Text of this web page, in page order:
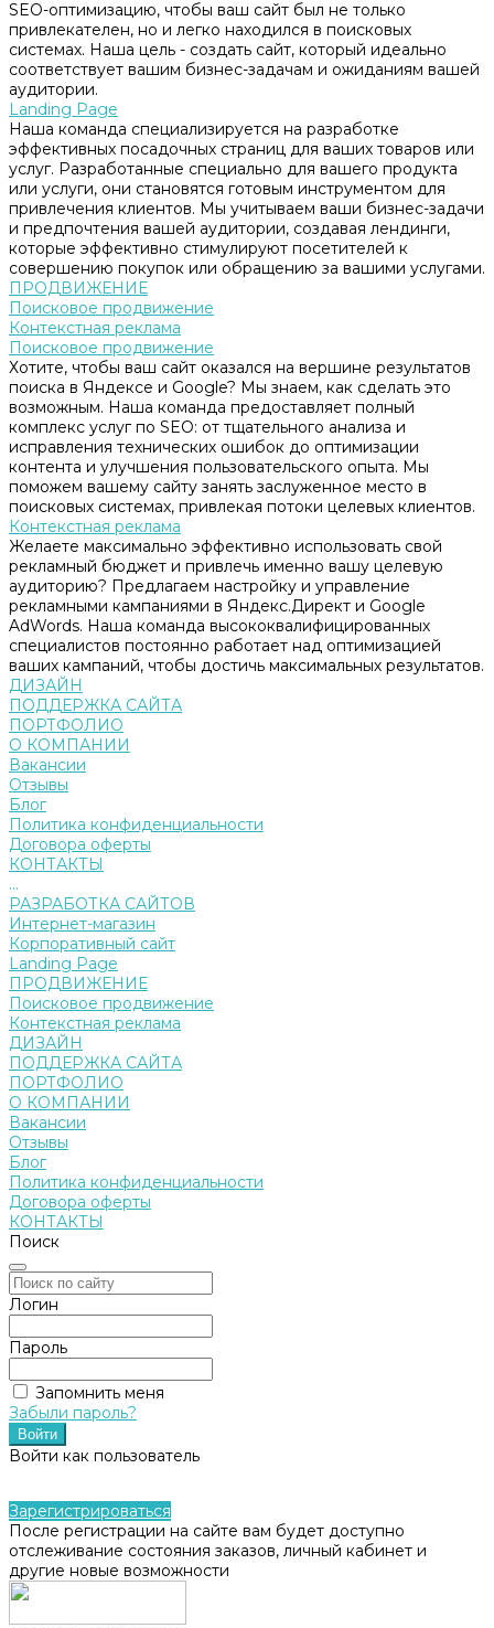
SEO-оптимизацию, чтобы ваш сайт был не только
привлекателен, но и легко находился в поисковых
системах. Наша цель - создать сайт, который идеально
соответствует вашим бизнес-задачам и ожиданиям вашей
аудитории.
Landing Page
Наша команда специализируется на разработке
эффективных посадочных страниц для ваших товаров или
услуг. Разработанные специально для вашего продукта
или услуги, они становятся готовым инструментом для
привлечения клиентов. Мы учитываем ваши бизнес-задачи
и предпочтения вашей аудитории, создавая лендинги,
которые эффективно стимулируют посетителей к
совершению покупок или обращению за вашими услугами.
ПРОДВИЖЕНИЕ
Поисковое продвижение
Контекстная реклама
Поисковое продвижение
Хотите, чтобы ваш сайт оказался на вершине результатов
поиска в Яндексе и Google? Мы знаем, как сделать это
возможным. Наша команда предоставляет полный
комплекс услуг по SEO: от тщательного анализа и
исправления технических ошибок до оптимизации
контента и улучшения пользовательского опыта. Мы
поможем вашему сайту занять заслуженное место в
поисковых системах, привлекая потоки целевых клиентов.
Контекстная реклама
Желаете максимально эффективно использовать свой
рекламный бюджет и привлечь именно вашу целевую
аудиторию? Предлагаем настройку и управление
рекламными кампаниями в Яндекс.Директ и Google
AdWords. Наша команда высококвалифицированных
специалистов постоянно работает над оптимизацией
ваших кампаний, чтобы достичь максимальных результатов.
ДИЗАЙН
ПОДДЕРЖКА САЙТА
ПОРТФОЛИО
О КОМПАНИИ
Вакансии
Отзывы
Блог
Политика конфиденциальности
Договора оферты
КОНТАКТЫ
...
РАЗРАБОТКА САЙТОВ
Интернет-магазин
Корпоративный сайт
Landing Page
ПРОДВИЖЕНИЕ
Поисковое продвижение
Контекстная реклама
ДИЗАЙН
ПОДДЕРЖКА САЙТА
ПОРТФОЛИО
О КОМПАНИИ
Вакансии
Отзывы
Блог
Политика конфиденциальности
Договора оферты
КОНТАКТЫ
Поиск
Логин
Пароль
Запомнить меня
Забыли пароль?
Войти как пользователь
Зарегистрироваться
После регистрации на сайте вам будет доступно
отслеживание состояния заказов, личный кабинет и
другие новые возможности